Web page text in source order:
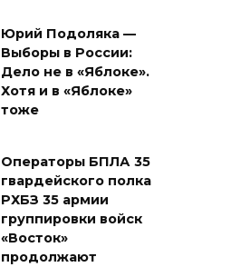
Юрий Подоляка —
Выборы в России:
Дело не в «Яблоке».
Хотя и в «Яблоке»
тоже
Операторы БПЛА 35
гвардейского полка
РХБЗ 35 армии
группировки войск
«Восток»
продолжают